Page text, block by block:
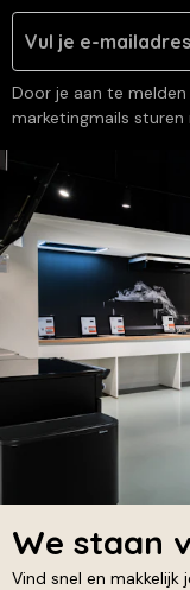
Door je aan te
marketingmails sturen
We staan
Vind snel en